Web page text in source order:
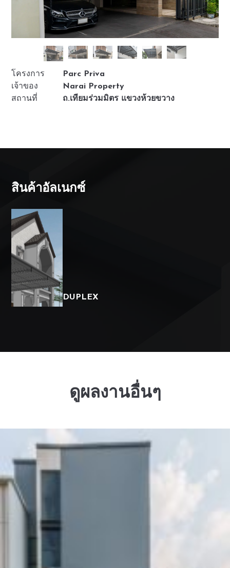
โครงการ
Parc Priva
เจ้าของ
Narai Property
สถานที่
ถ.เทียมร่วมมิตร แขวงห้วยขวาง
สินค้าอัลเนกซ์
DUPLEX
ดูผลงานอื่นๆ